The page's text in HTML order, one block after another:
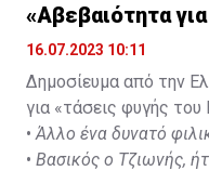
«Αβεβαιότητα
16.07.2023 10:11
Δημοσίευμα από την
για «τάσεις φυγής
• Άλλο ένα δυνατό
• Βασικός ο Τζιωνής,